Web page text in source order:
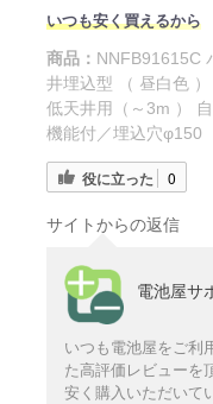
いつも安く買えるから
商品： NNFB91615C
井埋込型 （ 昼白色
低天井用（～3m ）
機能付／埋込穴φ150
役に立った 0
サイトからの返信
電池屋サ
いつも電池屋をご利
た高評価レビューを
安く購入いただいて